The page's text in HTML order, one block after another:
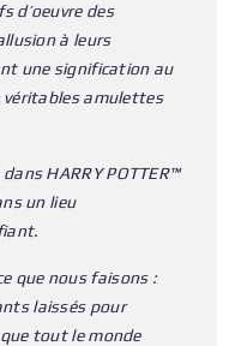
d’oeuvre des
à leurs
une signification au
véritables amulettes
HARRY POTTER™
un lieu
que nous faisons :
laissés pour
tout le monde